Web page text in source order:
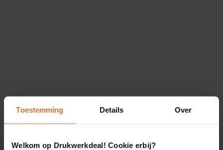
Toestemming Details Over
Welkom op Drukwerkdeal! Cookie erbij?